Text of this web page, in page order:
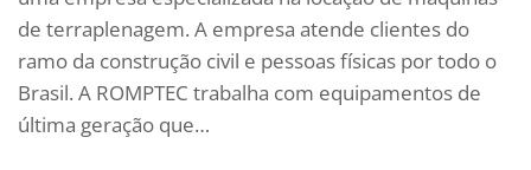
de terraplenagem. A empresa atende clientes do
ramo da construção civil e pessoas físicas por todo o
Brasil. A ROMPTEC trabalha com equipamentos de
última geração que…